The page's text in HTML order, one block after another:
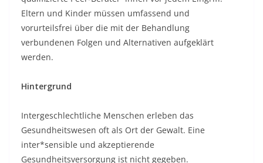
Eltern und Kinder müssen umfassend und
vorurteilsfrei über die mit der Behandlung
verbundenen Folgen und Alternativen aufgeklärt
werden.
Hintergrund
Intergeschlechtliche Menschen erleben das
Gesundheitswesen oft als Ort der Gewalt. Eine
inter*sensible und akzeptierende
Gesundheitsversorgung ist nicht gegeben.